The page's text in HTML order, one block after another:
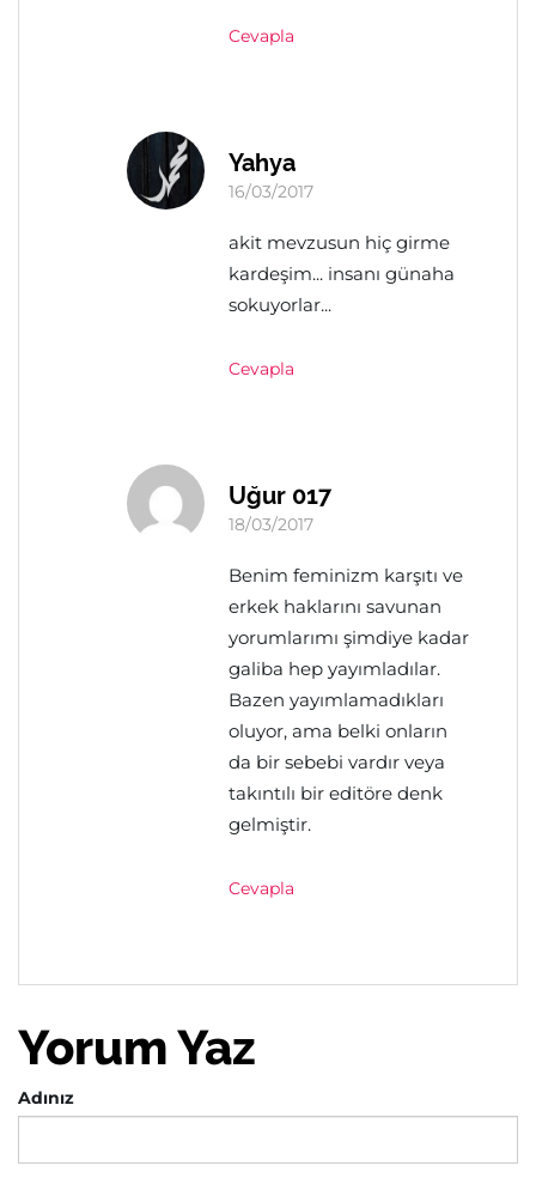
Cevapla
Yahya
16/03/2017
akit mevzusun hiç girme
kardeşim... insanı günaha
sokuyorlar...
Cevapla
Uğur 017
18/03/2017
Benim feminizm karşıtı ve
erkek haklarını savunan
yorumlarımı şimdiye kadar
galiba hep yayımladılar.
Bazen yayımlamadıkları
oluyor, ama belki onların
da bir sebebi vardır veya
takıntılı bir editöre denk
gelmiştir.
Cevapla
Yorum Yaz
Adınız